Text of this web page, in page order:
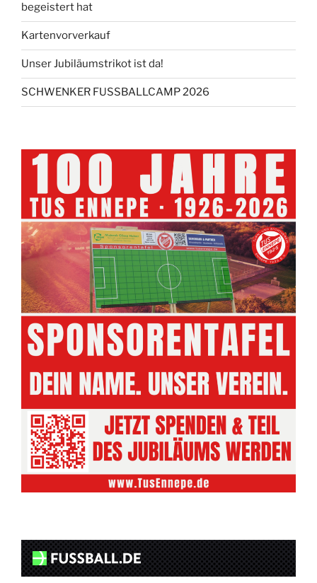
begeistert hat
Kartenvorverkauf
Unser Jubiläumstrikot ist da!
SCHWENKER FUSSBALLCAMP 2026